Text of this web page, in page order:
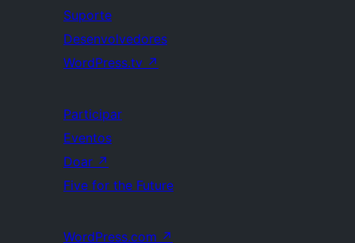
Suporte
Desenvolvedores
WordPress.tv ↗
Participar
Eventos
Doar ↗
Five for the Future
WordPress.com ↗